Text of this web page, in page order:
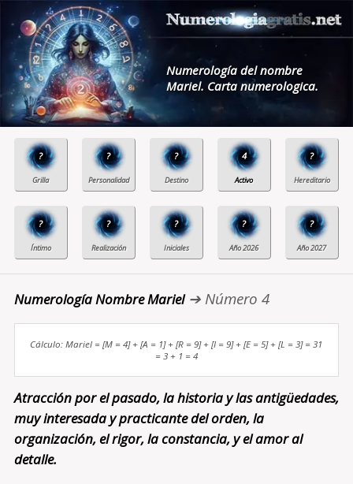
Numerología del nombre
Mariel. Carta numerologica.
? ? ? 4 ?
? ? ? ? ?
Numerología Nombre Mariel➔ Número 4
Cálculo: Mariel = [M = 4] + [A = 1] + [R = 9] + [I = 9] + [E = 5] + [L = 3] = 31
= 3 + 1 = 4
Atracción por el pasado, la historia y las antigüedades,
muy interesada y practicante del orden, la
organización, el rigor, la constancia, y el amor al
detalle.